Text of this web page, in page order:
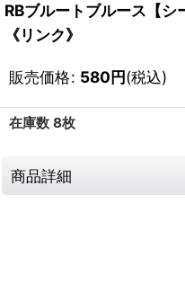
RBブルートブルース【
《リンク》
販売価格: 580円(税込)
在庫数 8枚
商品詳細